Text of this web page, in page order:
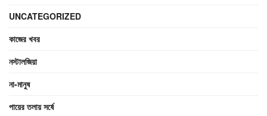
UNCATEGORIZED
কাজের খবর
নস্টালজিয়া
না-মানুষ
পায়ের তলায় সর্ষে